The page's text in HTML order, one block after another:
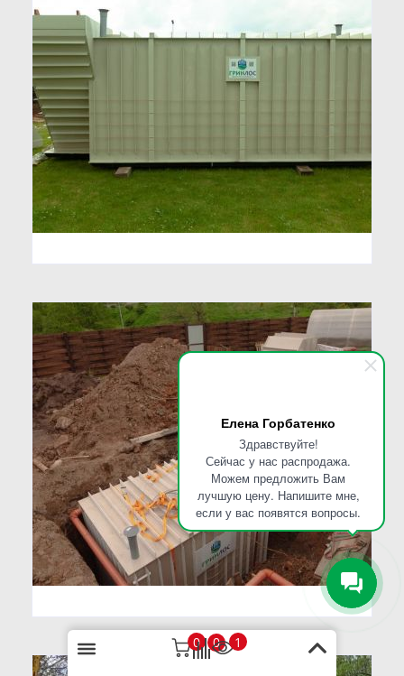
Елена Горбатенко
Здравствуйте!
Сейчас у нас распродажа.
Можем предложить Вам
лучшую цену. Напишите мне,
если у вас появятся вопросы.
0 0 1